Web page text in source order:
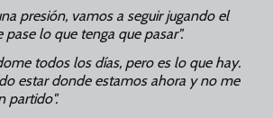
presión, vamos a seguir jugando el
lo que tenga que pasar".
todos los días, pero es lo que hay.
estar donde estamos ahora y no me
partido".